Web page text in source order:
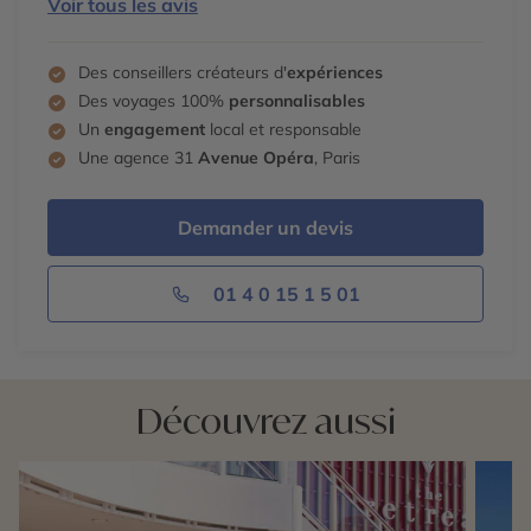
Voir tous les avis
Des conseillers créateurs d'expériences
Des voyages 100% personnalisables
Un engagement local et responsable
Une agence 31 Avenue Opéra, Paris
Demander un devis
01 4 0 15 1 5 01
Découvrez aussi